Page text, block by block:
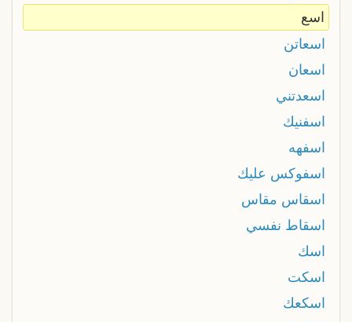
اسع
اسعاتن
اسعان
اسعدتني
اسفنيك
اسفهه
اسفوكس عليك
اسقاس مقاس
اسقاط نفسي
اسك
اسكت
اسكعك